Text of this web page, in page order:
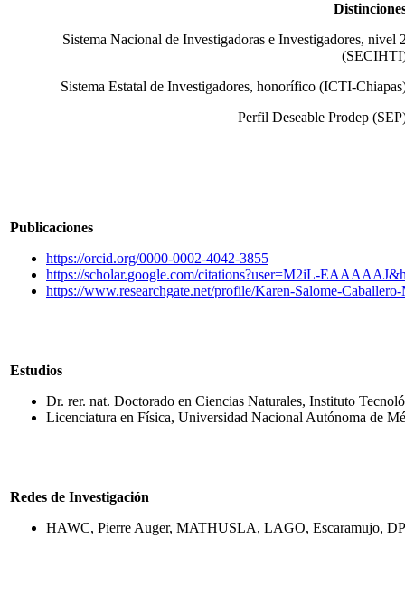
Sistema Nacional de Investigadoras e Investigadores, nivel
Sistema Estatal de Investigadores, honorífico (ICTI-
Perfil Deseable Prodep
Publicaciones
https://orcid.org/0000-0002-4042-3855
https://scholar.google.com/citations?user=M2iL-
https://www.researchgate.net/profile/Karen-Salome-
Estudios
Dr. rer. nat. Doctorado en Ciencias Naturales, Instituto
Licenciatura en Física, Universidad Nacional Autónoma de
Redes de Investigación
HAWC, Pierre Auger, MATHUSLA, LAGO, Escaramujo,